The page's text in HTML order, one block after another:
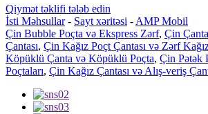
Qiymət təklifi tələb edin
İsti Məhsullar- Sayt xəritəsi - AMP Mobil
Çin Bubble Poçta və Ekspress Zərf, Çin
Çantası, Çin Kağız Poçt Çantası və Zərf
Köpüklü Çanta və Köpüklü Poçta, Çin Pətək
Poçtaları, Çin Kağız Çantası və Alış-veriş